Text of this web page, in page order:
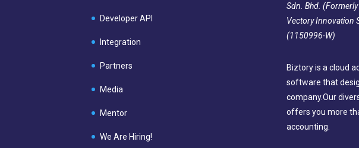
Developer API
Integration
Partners
Media
Mentor
We Are Hiring!
Sdn. Bhd.
Vectory Innovation
(1150996-W)
Biztory is a cloud
software that
company.Our
offers you more
accounting.